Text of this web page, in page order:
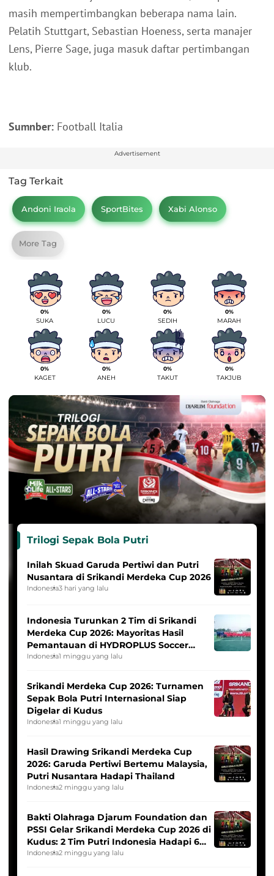
masih mempertimbangkan beberapa nama lain.
Pelatih Stuttgart, Sebastian Hoeness, serta manajer
Lens, Pierre Sage, juga masuk daftar pertimbangan
klub.
Sumnber: Football Italia
Advertisement
Tag Terkait
Andoni Iraola SportBites Xabi Alonso
More Tag
0%
SUKA
0%
LUCU
0%
SEDIH
0%
MARAH
0%
KAGET
0%
ANEH
0%
TAKUT
0%
TAKJUB
Trilogi Sepak Bola Putri
Inilah Skuad Garuda Pertiwi dan Putri
Nusantara di Srikandi Merdeka Cup 2026
Indonesia3 hari yang lalu
Indonesia Turunkan 2 Tim di Srikandi
Merdeka Cup 2026: Mayoritas Hasil
Pemantauan di HYDROPLUS Soccer
League
Indonesia1 minggu yang lalu
Srikandi Merdeka Cup 2026: Turnamen
Sepak Bola Putri Internasional Siap
Digelar di Kudus
Indonesia1 minggu yang lalu
Hasil Drawing Srikandi Merdeka Cup
2026: Garuda Pertiwi Bertemu Malaysia,
Putri Nusantara Hadapi Thailand
Indonesia2 minggu yang lalu
Bakti Olahraga Djarum Foundation dan
PSSI Gelar Srikandi Merdeka Cup 2026 di
Kudus: 2 Tim Putri Indonesia Hadapi 6
Tim Asia
Indonesia2 minggu yang lalu